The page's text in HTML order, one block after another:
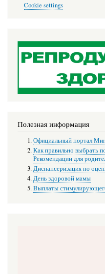
Cookie settings
Полезная информация
Официальный портал
Как правильно выбрать
Рекомендации для
Диспансеризация по
День здоровой мамы
Выплаты